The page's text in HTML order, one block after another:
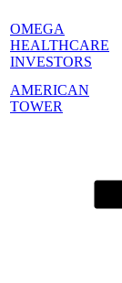
OMEGA
HEALTHCARE
INVESTORS
AMERICAN
TOWER